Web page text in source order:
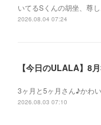
いてるSくんの胡坐、尊し
2026.08.04 07:24
【今日のULALA】8
3ヶ月と5ヶ月さん♪かわ
2026.08.03 07:10